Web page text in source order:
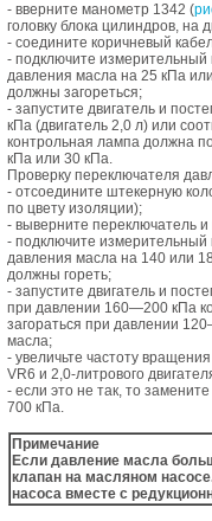
- вверните манометр 1342 (
головку блока цилиндров, на
- соедините коричневый
- подключите
давления масла на 25 кПа
должны загореться;
- запустите двигатель и
кПа (двигатель 2,0 л) или
контрольная лампа должна
кПа или 30 кПа.
Проверку переключателя
- отсоедините штекерную
по цвету изоляции);
- выверните переключатель
- подключите
давления масла на 140 или
должны гореть;
- запустите двигатель и
при давлении 160—200 кПа
загораться при давлении
масла;
- увеличьте частоту
VR6 и 2,0-литрового
- если это не так, то
700 кПа.
Примечание
Если давление масла
клапан на масляном
насоса вместе с